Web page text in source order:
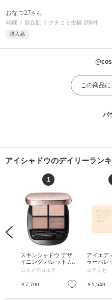
おなつ27さん
40歳 混合肌 クチコミ投稿 206件
購入品
この商品
パ
アイシャドウのデイリーラン
Previous
お気に入り
1
スキンシャドウ デザ
イニング パレット / 1
1 prism chocolate / 5g
5g
コスメデコルテ
￥7,700 お気に
アイエデ
ラーパレ
ーグラス
シーグラ
3.8g
エテュセ
￥1,540